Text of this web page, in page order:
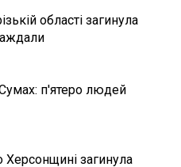
області загинула
п'ятеро людей
Херсонщині загинула